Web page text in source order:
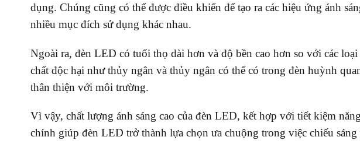
dụng. Chúng cũng có thể được điều khiển để tạo ra các hiệu ứng ánh
nhiều mục đích sử dụng khác nhau.
Ngoài ra, đèn LED có tuổi thọ dài hơn và độ bền cao hơn so với các
chất độc hại như thủy ngân và thủy ngân có thể có trong đèn huỳnh
thân thiện với môi trường.
Vì vậy, chất lượng ánh sáng cao của đèn LED, kết hợp với tiết kiệm
chính giúp đèn LED trở thành lựa chọn ưa chuộng trong việc chiếu